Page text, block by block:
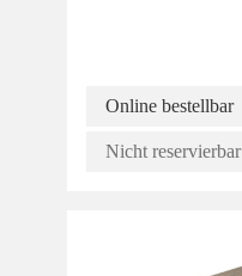
Online bestellbar
Nicht reservierbar